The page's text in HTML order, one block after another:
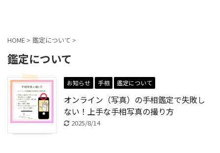
HOME > 鑑定について >
鑑定について
お知らせ 手相 鑑定について
オンライン（写真）の手相鑑定で失敗し
ない！上手な手相写真の撮り方
2025/8/14